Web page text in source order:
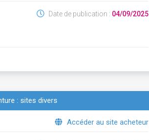
Date de publication : 04/09/2025
: sites divers
Accéder au site acheteur